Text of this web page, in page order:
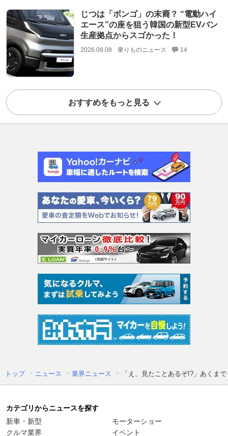
じつは「ボンゴ」の末裔？ “電動ハイ
エース”の座を狙う韓国の新型EVバン
生産拠点からスゴかった！
2026.08.08 乗りものニュース 14
おすすめをもっと見る
トップ ニュース 業界ニュース 「え、見たことあるぞ!?」あくま
カテゴリからニュースを探す
新車・新型
クルマ業界
モーターショー
イベント